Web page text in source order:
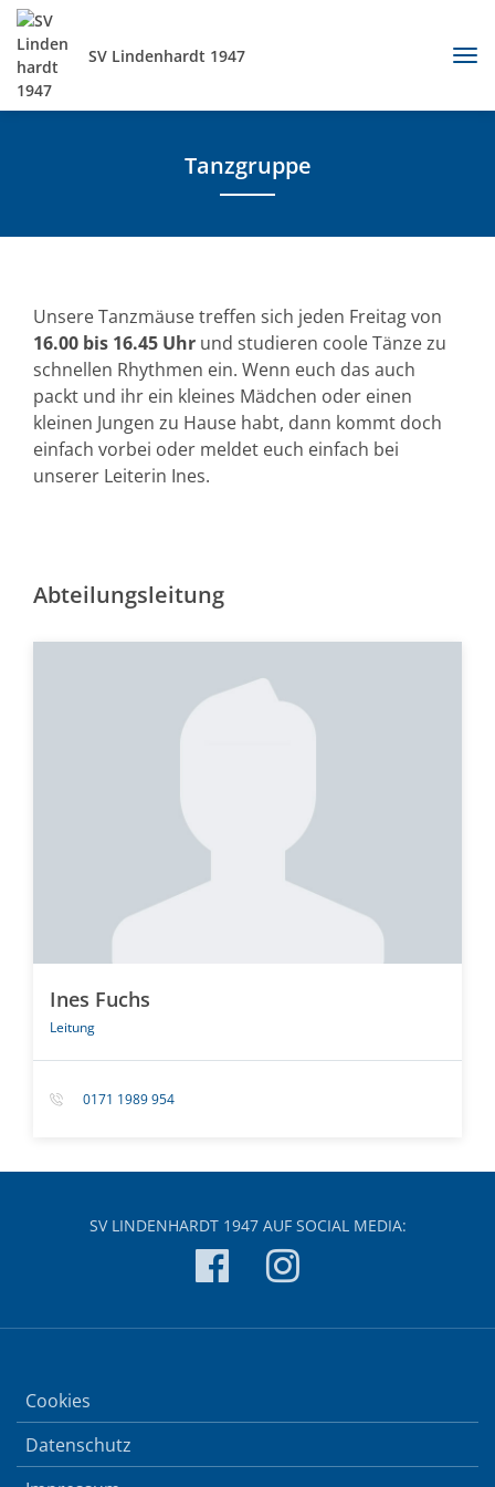
SV Lindenhardt 1947
Tanzgruppe
Unsere Tanzmäuse treffen sich jeden Freitag von
16.00 bis 16.45 Uhr und studieren coole Tänze zu
schnellen Rhythmen ein. Wenn euch das auch
packt und ihr ein kleines Mädchen oder einen
kleinen Jungen zu Hause habt, dann kommt doch
einfach vorbei oder meldet euch einfach bei
unserer Leiterin Ines.
Abteilungsleitung
Ines Fuchs
Leitung
0171 1989 954
SV LINDENHARDT 1947 AUF SOCIAL MEDIA:
Cookies
Datenschutz